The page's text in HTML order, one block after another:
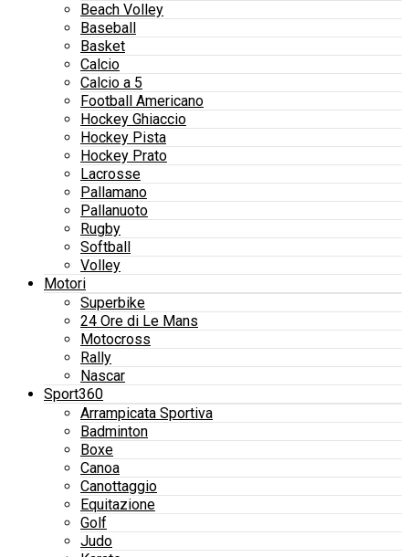
Beach Volley
Baseball
Basket
Calcio
Calcio a 5
Football Americano
Hockey Ghiaccio
Hockey Pista
Hockey Prato
Lacrosse
Pallamano
Pallanuoto
Rugby
Softball
Volley
Motori
Superbike
24 Ore di Le Mans
Motocross
Rally
Nascar
Sport360
Arrampicata Sportiva
Badminton
Boxe
Canoa
Canottaggio
Equitazione
Golf
Judo